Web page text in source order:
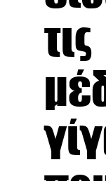
τις